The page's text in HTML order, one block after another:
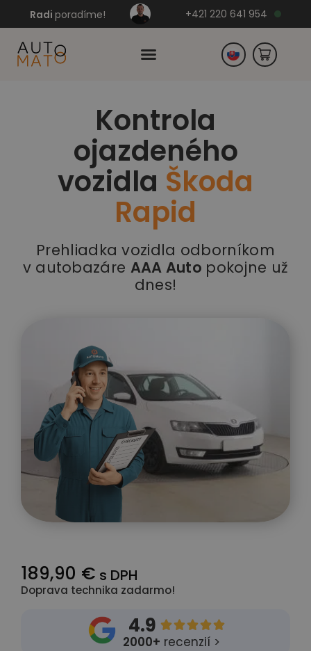
Radi poradíme! +421 220 641 954
Kontrola
ojazdeného
vozidla Škoda
Rapid
Prehliadka vozidla odborníkom
v autobazáre AAA Auto pokojne už
dnes!
189,90 € s DPH
Doprava technika zadarmo!
4.9 
2000+ recenzií >